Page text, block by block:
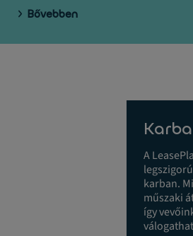
Bővebben
A
karban.
műszaki
így